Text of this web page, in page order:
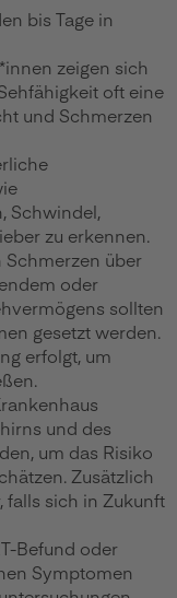
bis Tage in
zeigen sich
oft eine
und Schmerzen
Schwindel,
zu erkennen.
über
oder
sollten
gesetzt werden.
erfolgt, um
und des
um das Risiko
Zusätzlich
falls sich in Zukunft
Befund oder
Symptomen